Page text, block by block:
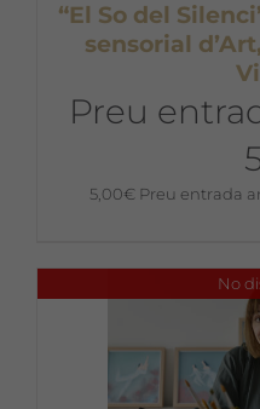
“El So del
sensorial
Preu
5,00€ Preu entrada
No